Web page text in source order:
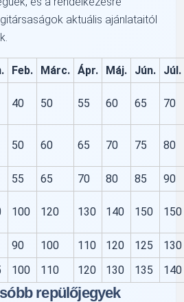
aktuális ajánlataitól
Feb. Márc. Ápr. Máj. Jún.
Júl.
40 50 55 60 65 70
50 60 65 70 75 80
55 65 70 80 85
90
100 120 130 140 150 150
90 100 110 120 125
130
100 110 120 130 135 140
repülőjegyek